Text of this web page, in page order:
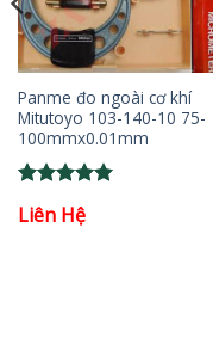
Panme đo ngoài cơ khí
Mitutoyo 103-140-10 75-
100mmx0.01mm
out of 5
Liên Hệ